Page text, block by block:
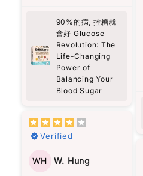
and somehow they all
connect through
Theo. It’s not perfect
or ideal—it’s messy, a
bit random, but
warm. You start to
people showing up
and caring a little
Some parts made me
As Western media
often overlooks Hong
Kong’s plight, this
book is essential
reading. Pick up a
on a story that
deserves greater
作為一個日常行程非常
緊湊的人，之前經常面
對能量波動的問題，尤
其是在下午時段，總是
需要依靠咖啡來保持清
效果常常伴隨著更嚴重
的疲憊和煩躁。
書中的建議非常實用，
90%的病, 控糖就
會好 Glucose
Revolution: The
Life-Changing
Power of
Balancing Your
Blood Sugar
Verified
WH W. Hung